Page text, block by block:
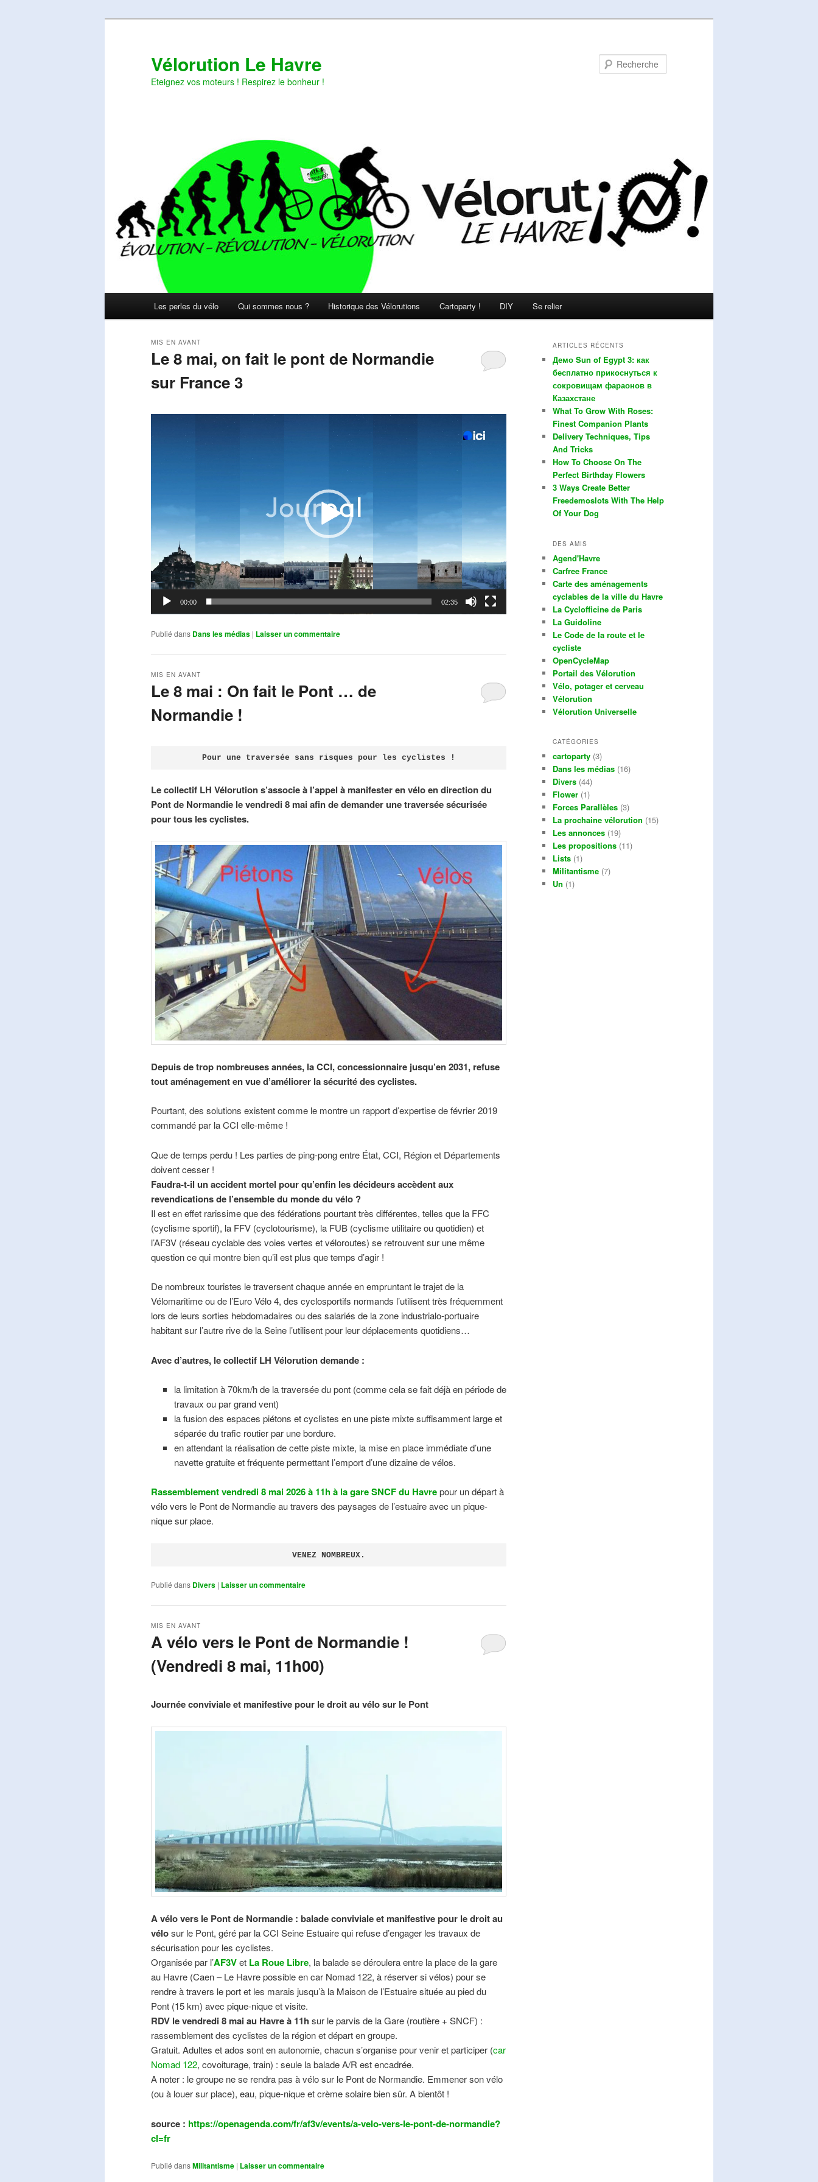
Vélorution Le Havre
Eteignez vos moteurs ! Respirez le bonheur !
Les perles du vélo Qui sommes nous ? Historique des Vélorutions Cartoparty ! DIY Se relier
Le 8 mai, on fait le pont de Normandie
sur France 3
MIS EN AVANT
00:00 02:35
Publié dans Dans les médias | Laisser un commentaire
Le 8 mai : On fait le Pont … de
Normandie !
MIS EN AVANT
Pour une traversée sans risques pour les cyclistes !
Le collectif LH Vélorution s’associe à l’appel à manifester en vélo en direction du
Pont de Normandie le vendredi 8 mai afin de demander une traversée sécurisée
pour tous les cyclistes.
Depuis de trop nombreuses années, la CCI, concessionnaire jusqu’en 2031, refuse
tout aménagement en vue d’améliorer la sécurité des cyclistes.
Pourtant, des solutions existent comme le montre un rapport d’expertise de février 2019
commandé par la CCI elle-même !
Que de temps perdu ! Les parties de ping-pong entre État, CCI, Région et Départements
doivent cesser !
Faudra-t-il un accident mortel pour qu’enfin les décideurs accèdent aux
revendications de l’ensemble du monde du vélo ?
Il est en effet rarissime que des fédérations pourtant très différentes, telles que la FFC
(cyclisme sportif), la FFV (cyclotourisme), la FUB (cyclisme utilitaire ou quotidien) et
l’AF3V (réseau cyclable des voies vertes et véloroutes) se retrouvent sur une même
question ce qui montre bien qu’il est plus que temps d’agir !
De nombreux touristes le traversent chaque année en empruntant le trajet de la
Vélomaritime ou de l’Euro Vélo 4, des cyclosportifs normands l’utilisent très fréquemment
lors de leurs sorties hebdomadaires ou des salariés de la zone industrialo-portuaire
habitant sur l’autre rive de la Seine l’utilisent pour leur déplacements quotidiens…
Avec d’autres, le collectif LH Vélorution demande :
la limitation à 70km/h de la traversée du pont (comme cela se fait déjà en période de
travaux ou par grand vent)
la fusion des espaces piétons et cyclistes en une piste mixte suffisamment large et
séparée du trafic routier par une bordure.
en attendant la réalisation de cette piste mixte, la mise en place immédiate d’une
navette gratuite et fréquente permettant l’emport d’une dizaine de vélos.
Rassemblement vendredi 8 mai 2026 à 11h à la gare SNCF du Havrepour un départ à
vélo vers le Pont de Normandie au travers des paysages de l’estuaire avec un pique-
nique sur place.
VENEZ NOMBREUX.
Publié dans Divers | Laisser un commentaire
A vélo vers le Pont de Normandie !
(Vendredi 8 mai, 11h00)
MIS EN AVANT
Journée conviviale et manifestive pour le droit au vélo sur le Pont
A vélo vers le Pont de Normandie : balade conviviale et manifestivepour le droit au
vélosur le Pont, géré par la CCI Seine Estuaire qui refuse d’engager les travaux de
sécurisation pour les cyclistes.
Organisée par l’AF3Vet La Roue Libre, la balade se déroulera entre la place de la gare
au Havre (Caen – Le Havre possible en car Nomad 122, à réserver si vélos) pour se
rendre à travers le port et les marais jusqu’à la Maison de l’Estuaire située au pied du
Pont (15 km) avec pique-nique et visite.
RDV le vendredi 8 mai au Havre à 11h sur le parvis de la Gare (routière + SNCF) :
rassemblement des cyclistes de la région et départ en groupe.
Gratuit. Adultes et ados sont en autonomie, chacun s’organise pour venir et participer (car
Nomad 122, covoiturage, train) : seule la balade A/R est encadrée.
A noter : le groupe ne se rendra pas à vélo sur le Pont de Normandie. Emmener son vélo
(ou à louer sur place), eau, pique-nique et crème solaire bien sûr. A bientôt !
source : https://openagenda.com/fr/af3v/events/a-velo-vers-le-pont-de-normandie?
cl=fr
Publié dansMilitantisme | Laisser un commentaire
ARTICLES RÉCENTS
Демо Sun of Egypt 3: как
бесплатно прикоснуться к
сокровищам фараонов в
Казахстане
What To Grow With Roses:
Finest Companion Plants
Delivery Techniques, Tips
And Tricks
How To Choose On The
Perfect Birthday Flowers
3 Ways Create Better
Freedemoslots With The Help
Of Your Dog
DES AMIS
Agend'Havre
Carfree France
Carte des aménagements
cyclables de la ville du Havre
La Cyclofficine de Paris
La Guidoline
Le Code de la route et le
cycliste
OpenCycleMap
Portail des Vélorution
Vélo, potager et cerveau
Vélorution
Vélorution Universelle
CATÉGORIES
cartoparty (3)
Dans les médias (16)
Divers (44)
Flower (1)
Forces Parallèles (3)
La prochaine vélorution (15)
Les annonces (19)
Les propositions (11)
Lists (1)
Militantisme (7)
Un (1)